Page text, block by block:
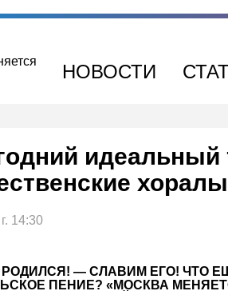
НОВОСТИ
идеальный
хоралы
14:30
— СЛАВИМ ЕГО! ЧТО
ПЕНИЕ? «МОСКВА